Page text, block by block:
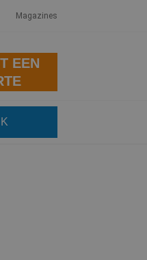
Magazines
EEN